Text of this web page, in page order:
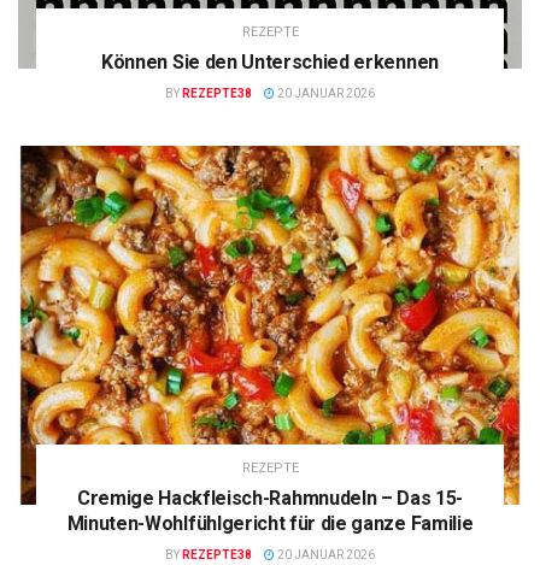
REZEPTE
Können Sie den Unterschied erkennen
BY REZEPTE38 20 JANUAR 2026
REZEPTE
Cremige Hackfleisch-Rahmnudeln – Das 15-
Minuten-Wohlfühlgericht für die ganze Familie
BY REZEPTE38 20 JANUAR 2026